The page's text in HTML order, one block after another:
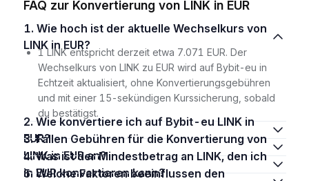
FAQ zur Konvertierung von LINK in EUR
1. Wie hoch ist der aktuelle Wechselkurs von
LINK in EUR?
1 LINK entspricht derzeit etwa 7.071 EUR. Der
Wechselkurs von LINK zu EUR wird auf Bybit-eu in
Echtzeit aktualisiert, ohne Konvertierungsgebühren
und mit einer 15-sekündigen Kurssicherung, sobald
du bestätigst.
2. Wie konvertiere ich auf Bybit-eu LINK in
EUR?
3. Fallen Gebühren für die Konvertierung von
LINK in EUR an?
4. Was ist der Mindestbetrag an LINK, den ich
in EUR konvertieren kann?
5. Welche Faktoren beeinflussen den